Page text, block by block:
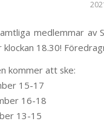
medlemmar av
18.30!
kommer att ske:
15-17
16-18
13-15